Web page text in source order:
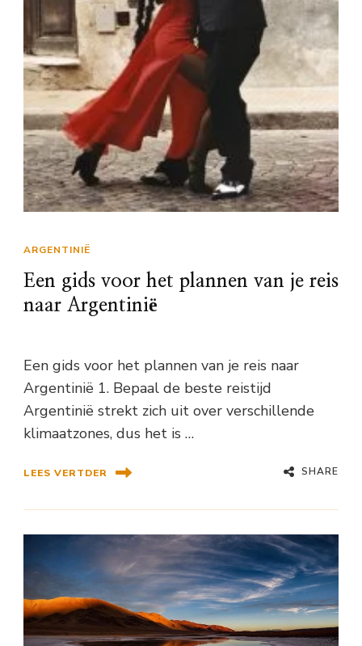
ARGENTINIË
Een gids voor het plannen van je reis
naar Argentinië
Een gids voor het plannen van je reis naar
Argentinië 1. Bepaal de beste reistijd
Argentinië strekt zich uit over verschillende
klimaatzones, dus het is …
LEES VERTDER SHARE